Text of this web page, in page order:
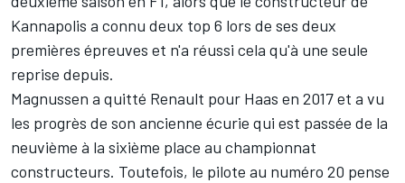
Kannapolis a connu deux top 6 lors de ses deux
premières épreuves et n'a réussi cela qu'à une seule
reprise depuis.
Magnussen a quitté Renault pour Haas en 2017 et a vu
les progrès de son ancienne écurie qui est passée de la
neuvième à la sixième place au championnat
constructeurs. Toutefois, le pilote au numéro 20 pense